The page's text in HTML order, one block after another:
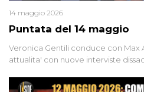
Puntata del 14 maggio
14 maggio 2026
Veronica Gentili conduce con Max
attualita' con nuove interviste